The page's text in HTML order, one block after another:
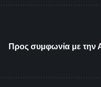
Προς συμφωνία με την